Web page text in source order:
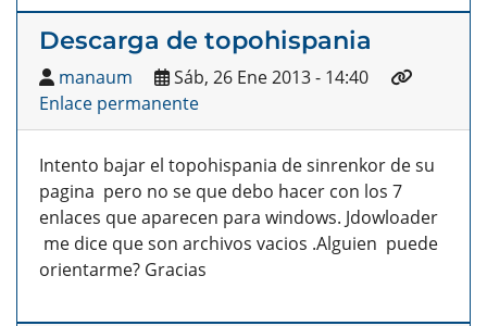
Descarga de topohispania
manaum
Sáb, 26 Ene 2013 - 14:40
Enlace permanente
Intento bajar el topohispania de sinrenkor de su
pagina pero no se que debo hacer con los 7
enlaces que aparecen para windows. Jdowloader
me dice que son archivos vacios .Alguien puede
orientarme? Gracias